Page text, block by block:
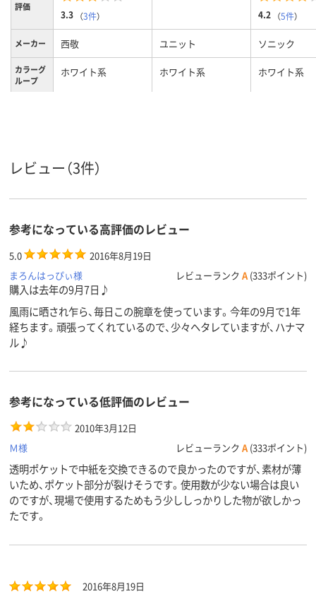
評価
3.3 （3件） 4.2 （5件）
メーカー 西敬 ユニット ソニック
カラーグ
ループ
ホワイト系 ホワイト系 ホワイト系
レビュー（3件）
参考になっている高評価のレビュー
5.0
2016年8月19日
まろんはっぴぃ様
レビューランク A (333ポイント)
購入は去年の9月7日♪
風雨に晒され乍ら、毎日この腕章を使っています。今年の9月で1年
経ちます。頑張ってくれているので、少々ヘタレていますが、ハナマ
ル♪
参考になっている低評価のレビュー
2010年3月12日
Ｍ様
レビューランク A (333ポイント)
透明ポケットで中紙を交換できるので良かったのですが、素材が薄
いため、ポケット部分が裂けそうです。使用数が少ない場合は良い
のですが、現場で使用するためもう少ししっかりした物が欲しかっ
たです。
2016年8月19日